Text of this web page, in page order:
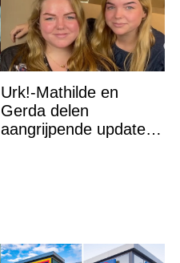
Urk!-Mathilde en
Gerda delen
aangrijpende update